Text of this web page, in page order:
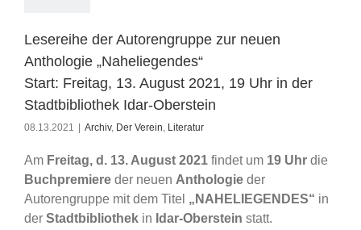
Lesereihe der Autorengruppe zur neuen
Anthologie „Naheliegendes“
Start: Freitag, 13. August 2021, 19 Uhr in der
Stadtbibliothek Idar-Oberstein
08.13.2021 Archiv, Der Verein, Literatur
Am Freitag, d. 13. August 2021 findet um 19 Uhr die
Buchpremiere der neuen Anthologie der
Autorengruppe mit dem Titel „NAHELIEGENDES“ in
der Stadtbibliothek in Idar-Oberstein statt.